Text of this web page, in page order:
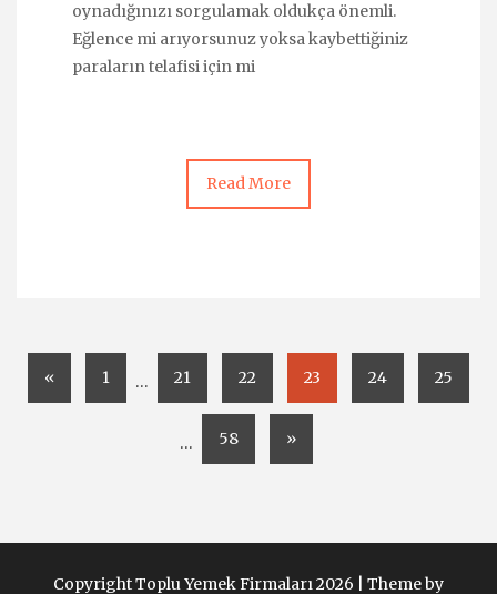
oynadığınızı sorgulamak oldukça önemli.
Eğlence mi arıyorsunuz yoksa kaybettiğiniz
paraların telafisi için mi
Read More
« 1 … 21 22 23 24 25
… 58 »
Copyright Toplu Yemek Firmaları 2026 | Theme by